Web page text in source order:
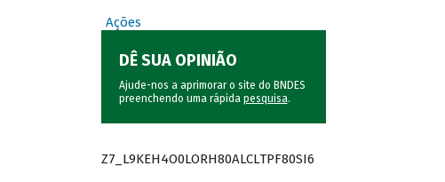
Ações
DÊ SUA OPINIÃO
Ajude-nos a aprimorar o site do BNDES
preenchendo uma rápida pesquisa.
Z7_L9KEH4O0LORH80ALCLTPF80SI6